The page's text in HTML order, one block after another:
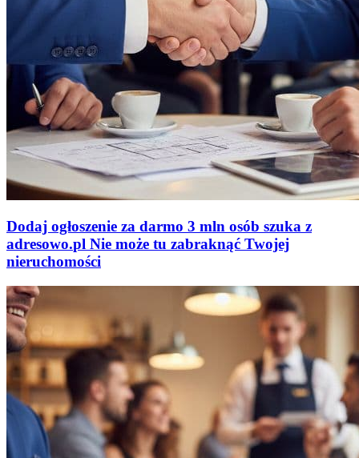
Dodaj ogłoszenie za darmo 3 mln osób szuka z
adresowo.pl Nie może tu zabraknąć Twojej
nieruchomości